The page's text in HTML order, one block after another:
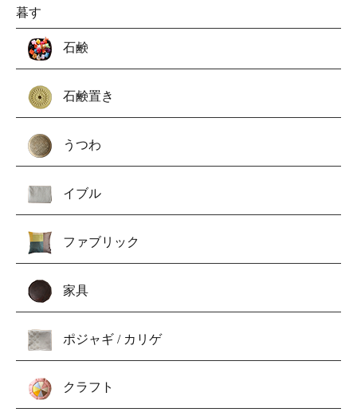
暮す
石鹸
石鹸置き
うつわ
イブル
ファブリック
家具
ポジャギ / カリゲ
クラフト